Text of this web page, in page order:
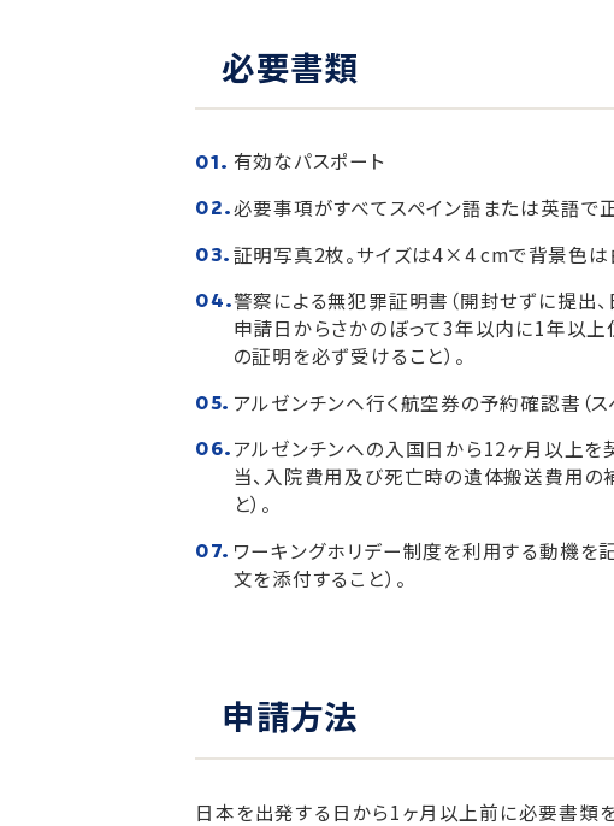
必要書類
有効なパスポート
必要事項がすべてスペイン語または英語で
証明写真2枚。サイズは4×4 cmで背景色は白
警察による無犯罪証明書（開封せずに提出
申請日からさかのぼって3年以内に1年以
の証明を必ず受けること）。
アルゼンチンへ行く航空券の予約確認書（
アルゼンチンへの入国日から12ヶ月以上
当、入院費用及び死亡時の遺体搬送費用の
と）。
ワーキングホリデー制度を利用する動機を
文を添付すること）。
申請方法
日本を出発する日から1ヶ月以上前に必要書類